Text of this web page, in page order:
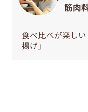
筋肉
食べ比べが楽し
揚げ」